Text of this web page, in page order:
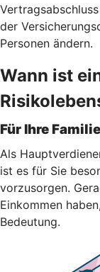
der
Personen ändern.
Wann ist
Für Ihre Familie
Als
ist es für Sie
vorzusorgen.
Einkommen
Bedeutung.